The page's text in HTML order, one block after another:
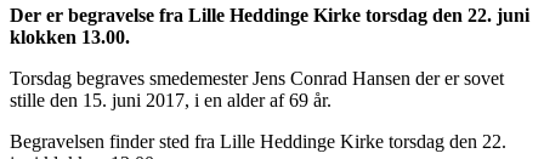
Der er begravelse fra Lille Heddinge Kirke torsdag den 22. juni
klokken 13.00.
Torsdag begraves smedemester Jens Conrad Hansen der er sovet
stille den 15. juni 2017, i en alder af 69 år.
Begravelsen finder sted fra Lille Heddinge Kirke torsdag den 22.